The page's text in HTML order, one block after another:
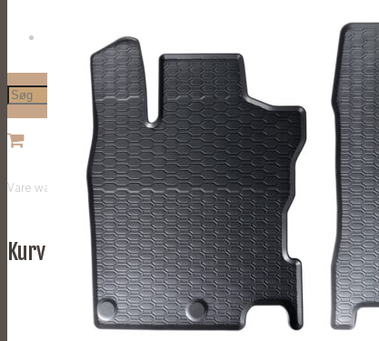
Om Tages.dk
Vare was added to your cart
Kurv